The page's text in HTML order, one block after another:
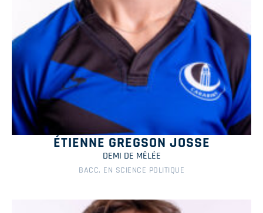
ÉTIENNE GREGSON JOSSE
DEMI DE MÊLÉE
BACC. EN SCIENCE POLITIQUE